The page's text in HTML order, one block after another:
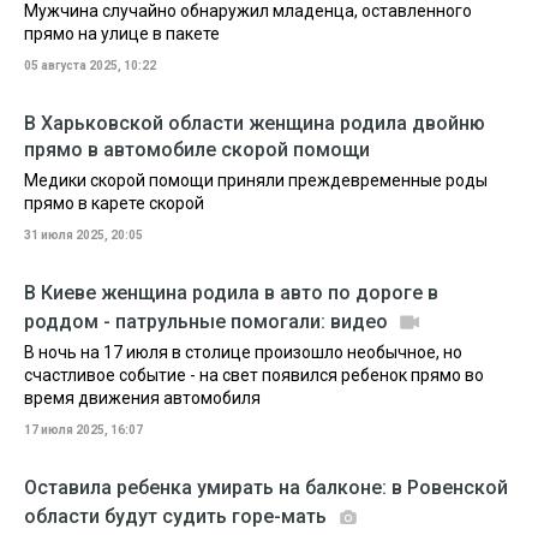
Мужчина случайно обнаружил младенца, оставленного
прямо на улице в пакете
05 августа 2025, 10:22
В Харьковской области женщина родила двойню
прямо в автомобиле скорой помощи
Медики скорой помощи приняли преждевременные роды
прямо в карете скорой
31 июля 2025, 20:05
В Киеве женщина родила в авто по дороге в
роддом - патрульные помогали: видео
В ночь на 17 июля в столице произошло необычное, но
счастливое событие - на свет появился ребенок прямо во
время движения автомобиля
17 июля 2025, 16:07
Оставила ребенка умирать на балконе: в Ровенской
области будут судить горе-мать